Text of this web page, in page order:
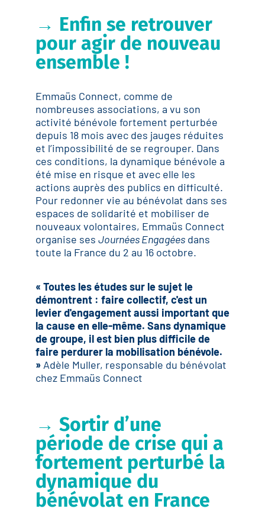
→ Enfin se retrouver
pour agir de nouveau
ensemble !
Emmaüs Connect, comme de
nombreuses associations, a vu son
activité bénévole fortement perturbée
depuis 18 mois avec des jauges réduites
et l’impossibilité de se regrouper. Dans
ces conditions, la dynamique bénévole a
été mise en risque et avec elle les
actions auprès des publics en difficulté.
Pour redonner vie au bénévolat dans ses
espaces de solidarité et mobiliser de
nouveaux volontaires, Emmaüs Connect
organise ses Journées Engagéesdans
toute la France du 2 au 16 octobre.
« Toutes les études sur le sujet le
démontrent : faire collectif, c'est un
levier d'engagement aussi important que
la cause en elle-même. Sans dynamique
de groupe, il est bien plus difficile de
faire perdurer la mobilisation bénévole.
» Adèle Muller, responsable du bénévolat
chez Emmaüs Connect
→ Sortir d’une
période de crise qui a
fortement perturbé la
dynamique du
bénévolat en France